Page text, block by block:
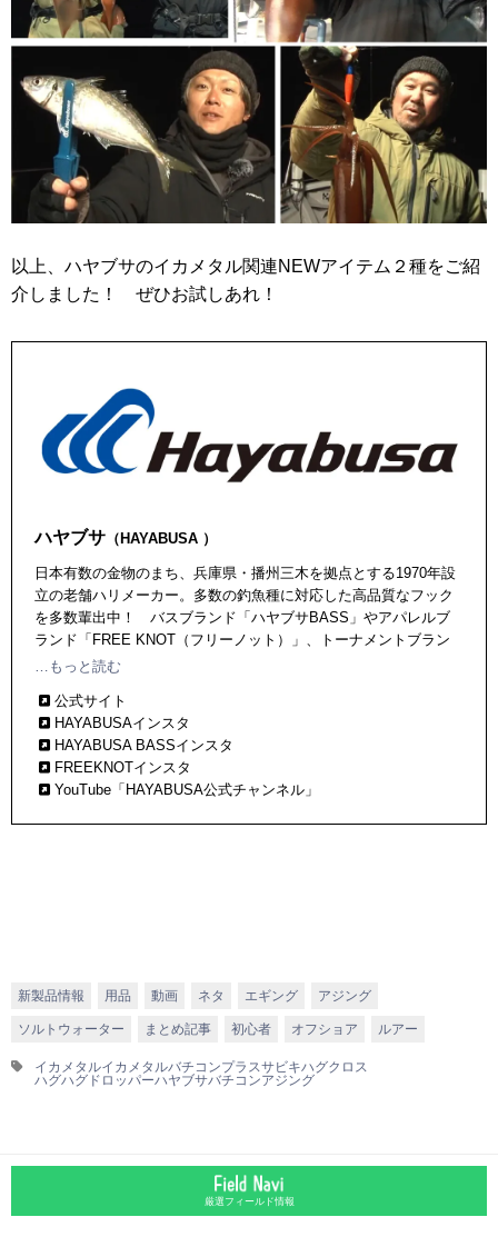
以上、ハヤブサのイカメタル関連NEWアイテム２種をご紹
介しました！ ぜひお試しあれ！
ハヤブサ （HAYABUSA ）
日本有数の金物のまち、兵庫県・播州三木を拠点とする1970年設
立の老舗ハリメーカー。多数の釣魚種に対応した高品質なフック
を多数輩出中！ バスブランド「ハヤブサBASS」やアパレルブ
ランド「FREE KNOT（フリーノット）」、トーナメントブラン
ド『鬼掛(ONIGAKE)』など多くの人気ブランドを展開中。
…もっと読む
公式サイト
HAYABUSAインスタ
HAYABUSA BASSインスタ
FREEKNOTインスタ
YouTube「HAYABUSA公式チャンネル」
新製品情報 用品 動画 ネタ エギング アジング
ソルトウォーター まとめ記事 初心者 オフショア ルアー
イカメタルイカメタルバチコンプラスサビキハグクロス
ハグハグドロッパーハヤブサバチコンアジング
厳選フィールド情報